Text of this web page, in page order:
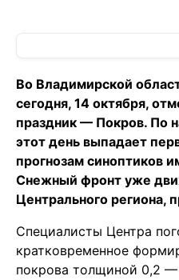
Во Владимирской
сегодня, 14 октября,
праздник — Покров. По
этот день выпадает
прогнозам синоптиков
Снежный фронт уже
Центрального региона,
Специалисты Центра
кратковременное
покрова толщиной 0,2 —